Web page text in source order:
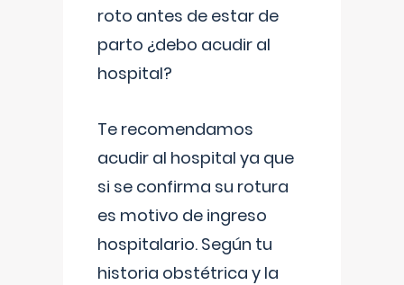
roto antes de estar de
parto ¿debo acudir al
hospital?
Te recomendamos
acudir al hospital ya que
si se confirma su rotura
es motivo de ingreso
hospitalario. Según tu
historia obstétrica y la